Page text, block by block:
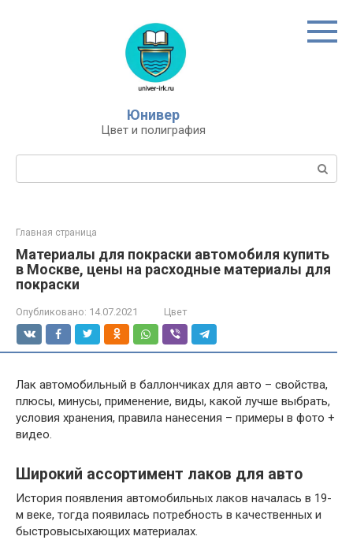
Юнивер
Цвет и полиграфия
Главная страница
Материалы для покраски автомобиля купить
в Москве, цены на расходные материалы для
покраски
Опубликовано: 14.07.2021 Цвет
Лак автомобильный в баллончиках для авто – свойства,
плюсы, минусы, применение, виды, какой лучше выбрать,
условия хранения, правила нанесения – примеры в фото +
видео.
Широкий ассортимент лаков для авто
История появления автомобильных лаков началась в 19-
м веке, тогда появилась потребность в качественных и
быстровысыхающих материалах.